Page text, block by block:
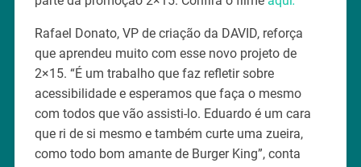
Rafael Donato, VP de criação da DAVID, reforça
que aprendeu muito com esse novo projeto de
2×15. “É um trabalho que faz refletir sobre
acessibilidade e esperamos que faça o mesmo
com todos que vão assisti-lo. Eduardo é um cara
que ri de si mesmo e também curte uma zueira,
como todo bom amante de Burger King”, conta